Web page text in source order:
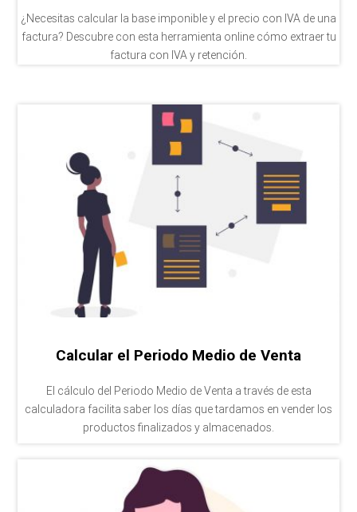
¿Necesitas calcular la base imponible y el precio con IVA de una
factura? Descubre con esta herramienta online cómo extraer tu
factura con IVA y retención.
Calcular el Periodo Medio de Venta
El cálculo del Periodo Medio de Venta a través de esta
calculadora facilita saber los días que tardamos en vender los
productos finalizados y almacenados.